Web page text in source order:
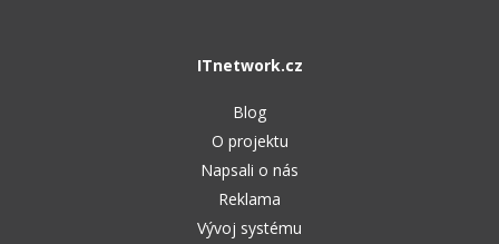
ITnetwork.cz
Blog
O projektu
Napsali o nás
Reklama
Vývoj systému